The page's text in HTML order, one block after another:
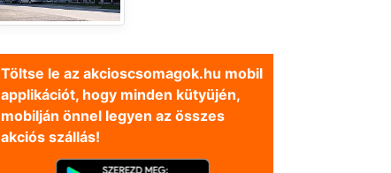
Töltse le az akcioscsomagok.hu mobil
applikációt, hogy minden kütyüjén,
mobilján önnel legyen az összes
akciós szállás!